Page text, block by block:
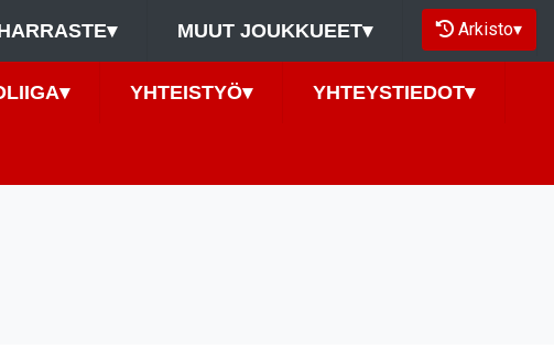
▾ MUUT JOUKKUEET▾ Arkisto▾
▾ YHTEISTYÖ▾ YHTEYSTIEDOT▾